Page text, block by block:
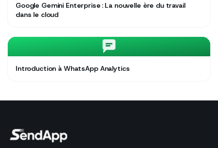
Google Gemini Enterprise : La nouvelle ère du travail
dans le cloud
Introduction à WhatsApp Analytics